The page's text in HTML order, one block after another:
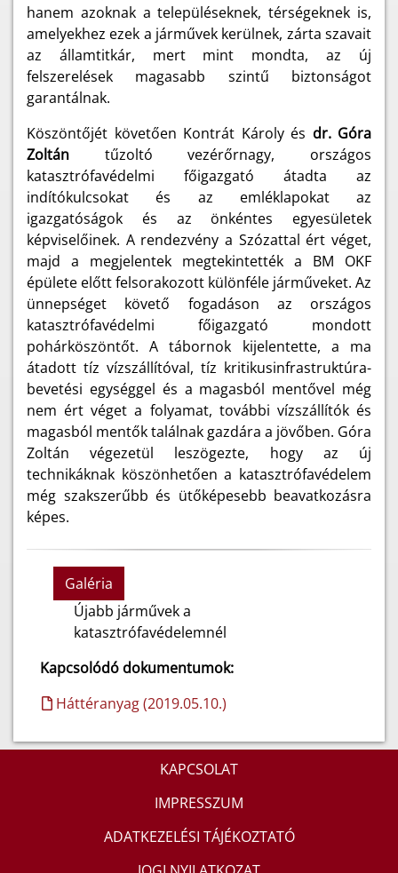
hanem azoknak a településeknek, térségeknek is,
amelyekhez ezek a járművek kerülnek, zárta szavait
az államtitkár, mert mint mondta, az új
felszerelések magasabb szintű biztonságot
garantálnak.
Köszöntőjét követően Kontrát Károly és dr. Góra
Zoltán tűzoltó vezérőrnagy, országos
katasztrófavédelmi főigazgató átadta az
indítókulcsokat és az emléklapokat az
igazgatóságok és az önkéntes egyesületek
képviselőinek. A rendezvény a Szózattal ért véget,
majd a megjelentek megtekintették a BM OKF
épülete előtt felsorakozott különféle járműveket. Az
ünnepséget követő fogadáson az országos
katasztrófavédelmi főigazgató mondott
pohárköszöntőt. A tábornok kijelentette, a ma
átadott tíz vízszállítóval, tíz kritikusinfrastruktúra-
bevetési egységgel és a magasból mentővel még
nem ért véget a folyamat, további vízszállítók és
magasból mentők találnak gazdára a jövőben. Góra
Zoltán végezetül leszögezte, hogy az új
technikáknak köszönhetően a katasztrófavédelem
még szakszerűbb és ütőképesebb beavatkozásra
képes.
Galéria
Újabb járművek a
katasztrófavédelemnél
Kapcsolódó dokumentumok:
Háttéranyag (2019.05.10.)
KAPCSOLAT
IMPRESSZUM
ADATKEZELÉSI TÁJÉKOZTATÓ